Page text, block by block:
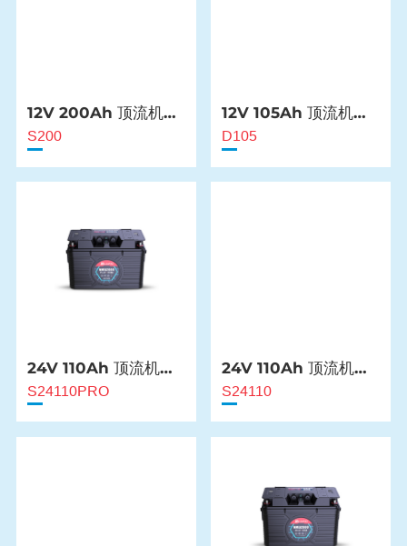
12V 200Ah 顶流机电
池
S200
12V 105Ah 顶流机电
池
D105
24V 110Ah 顶流机电
池
S24110PRO
24V 110Ah 顶流机电
池
S24110